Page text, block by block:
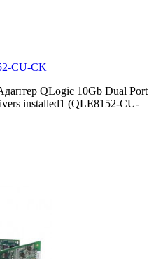
CU-CK
QLogic 10Gb Dual Port
installed1 (QLE8152-CU-